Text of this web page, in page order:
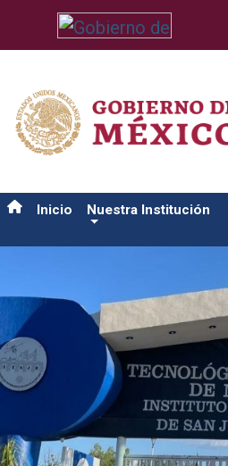
/usr/bin/ruby /www/wwwroot/
Inicio Nuestra Institución